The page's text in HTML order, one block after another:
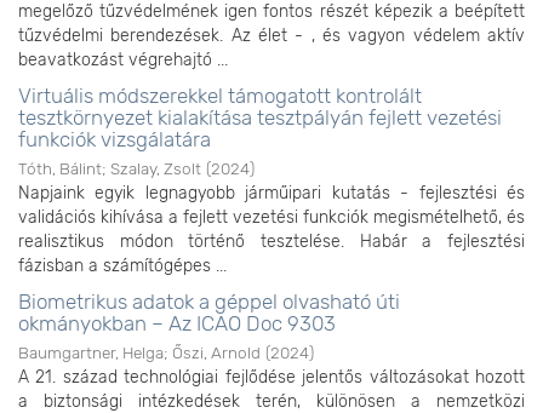
megelőző tűzvédelmének igen fontos részét képezik a beépített
tűzvédelmi berendezések. Az élet - , és vagyon védelem aktív
beavatkozást végrehajtó ...
Virtuális módszerekkel támogatott kontrolált
tesztkörnyezet kialakítása tesztpályán fejlett vezetési
funkciók vizsgálatára
Tóth, Bálint; Szalay, Zsolt (2024)
Napjaink egyik legnagyobb járműipari kutatás - fejlesztési és
validációs kihívása a fejlett vezetési funkciók megismételhető, és
realisztikus módon történő tesztelése. Habár a fejlesztési
fázisban a számítógépes ...
Biometrikus adatok a géppel olvasható úti
okmányokban – Az ICAO Doc 9303
Baumgartner, Helga; Őszi, Arnold (2024)
A 21. század technológiai fejlődése jelentős változásokat hozott
a biztonsági intézkedések terén, különösen a nemzetközi